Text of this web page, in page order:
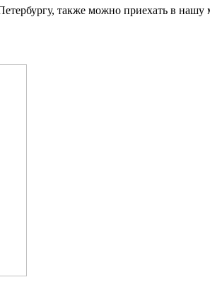
также можно приехать в